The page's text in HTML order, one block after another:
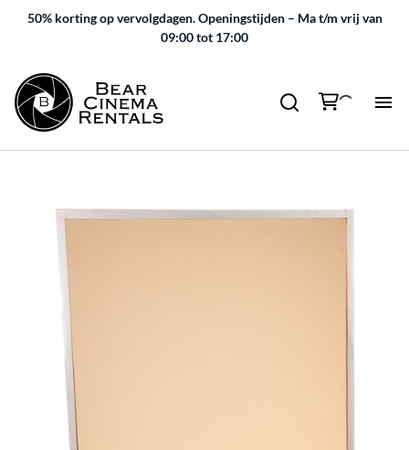
50% korting op vervolgdagen. Openingstijden – Ma t/m vrij van
09:00 tot 17:00